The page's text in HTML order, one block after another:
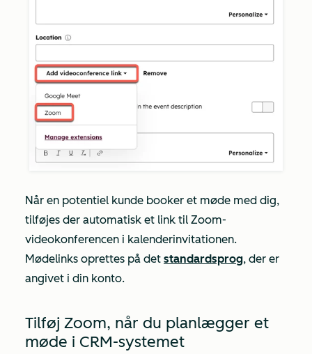
Når en potentiel kunde booker et møde med dig,
tilføjes der automatisk et link til Zoom-
videokonferencen i kalenderinvitationen.
Mødelinks oprettes på det standardsprog, der er
angivet i din konto.
Tilføj Zoom, når du planlægger et
møde i CRM-systemet